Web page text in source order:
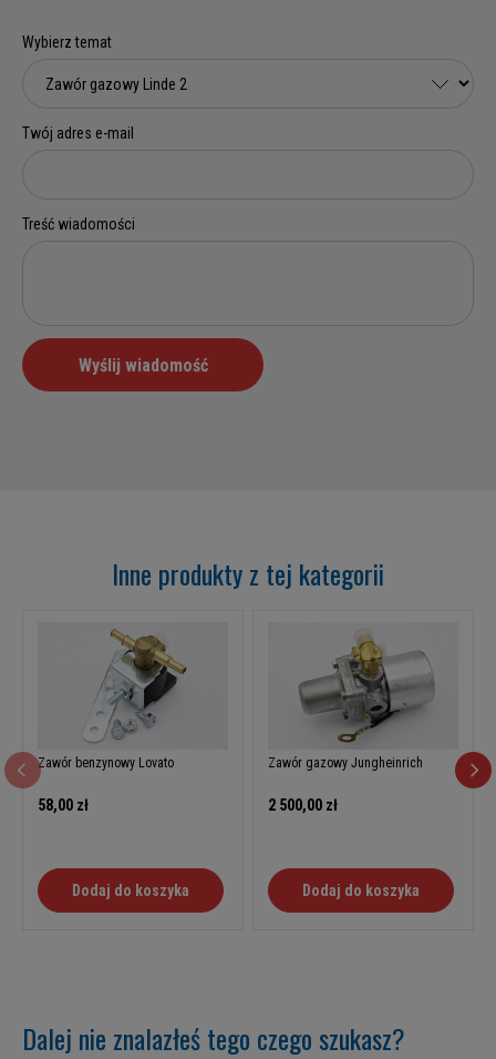
Inne produkty z tej kategorii
Zawór benzynowy Lovato
58,00 zł
Dodaj do koszyka
Zawór gazowy Jungheinrich
2 500,00 zł
Dodaj do koszyka
Dalej nie znalazłeś tego czego szukasz?